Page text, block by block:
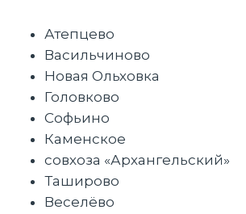
Атепцево
Васильчиново
Новая Ольховка
Головково
Софьино
Каменское
совхоза «Архангельский»
Таширово
Веселёво